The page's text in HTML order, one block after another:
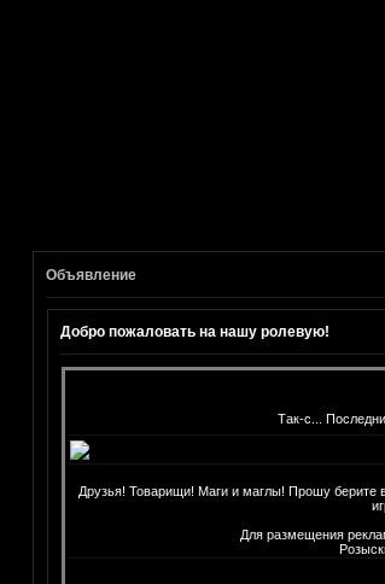
Объявление
Добро пожаловать на нашу ролевую!
Так-с...
Друзья! Товарищи! Маги и маглы! Прошу берите
Для размещения